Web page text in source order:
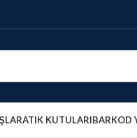
ATIK KUTULARIBARKOD